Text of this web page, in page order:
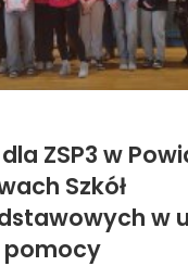
ZSP3 w
Szkół
w
pomocy